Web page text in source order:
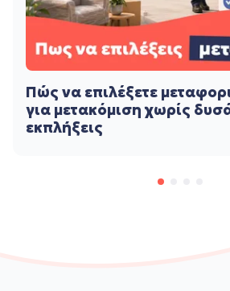
Πώς να επιλέξετε
για μετακόμιση χωρίς
εκπλήξεις